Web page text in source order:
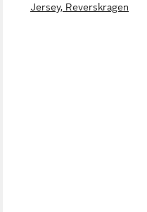
Jersey, Reverskragen